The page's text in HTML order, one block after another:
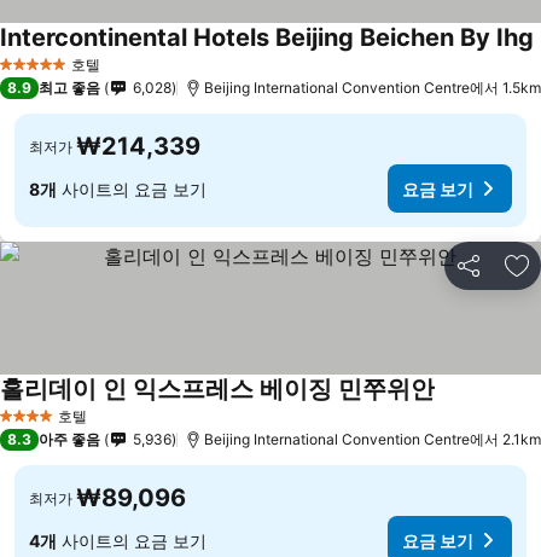
5 성급 호텔
Intercontinental Hotels Beijing Beichen By Ihg
8.9 최고 좋음 6,028 Beijing International Convention Centre에서 1.5km
최저가 ₩214,339
8개 사이트의 요금 보기 요금 보기
공유 즐
4 성급 호텔
홀리데이 인 익스프레스 베이징 민쭈위안
8.3 아주 좋음 5,936 Beijing International Convention Centre에서 2.1km
최저가 ₩89,096
4개 사이트의 요금 보기 요금 보기